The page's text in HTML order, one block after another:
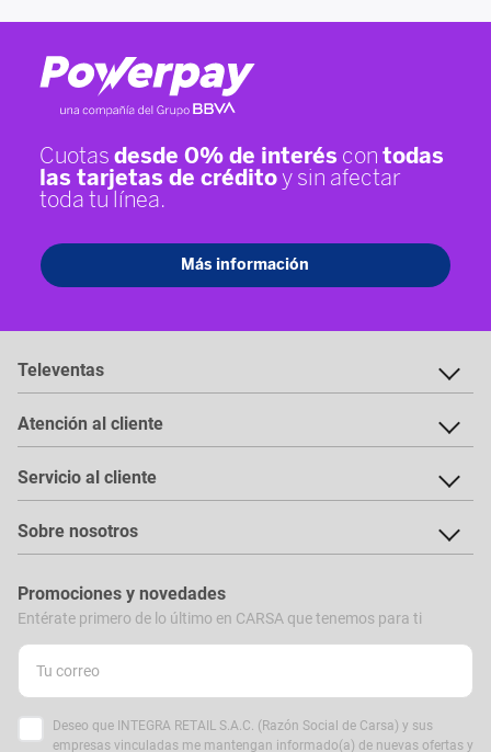
Televentas
Atención al cliente
Servicio al cliente
Sobre nosotros
Promociones y novedades
Entérate primero de lo último en CARSA que tenemos para ti
Deseo que INTEGRA RETAIL S.A.C. (Razón Social de Carsa) y sus
empresas vinculadas me mantengan informado(a) de nuevas ofertas y